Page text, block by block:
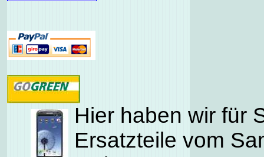
Hier haben wir für
Ersatzteile vom